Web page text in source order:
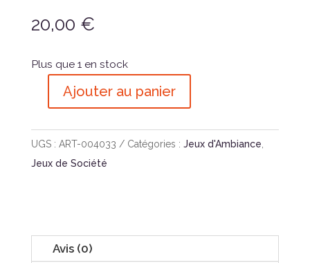
20,00 €
Plus que 1 en stock
quantité
Olémains
Nouvelle
Ajouter au panier
UGS : ART-004033 Catégories : Jeux d'Ambiance
Jeux de Société
Avis (0)